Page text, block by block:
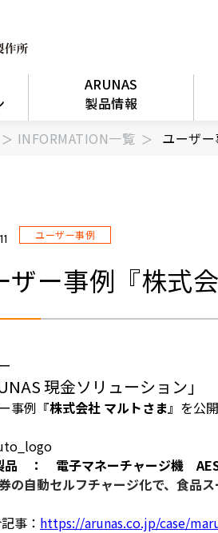
ARUNAS
製品情報
INFORMATION一覧 ユーザ
ユーザー事例
ザー事例『株式
現金ソリューション」
事例『株式会社 マルトさま』 を公
品 ： 電子マネーチャージ機
の自動セルフチャージ化で、食品
事： https://arunas.co.jp/case/